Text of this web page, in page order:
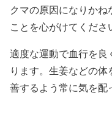
クマの原因になりか
ことを心がけてくださ
適度な運動で血行を
ります。生姜などの
善するよう常に気を配